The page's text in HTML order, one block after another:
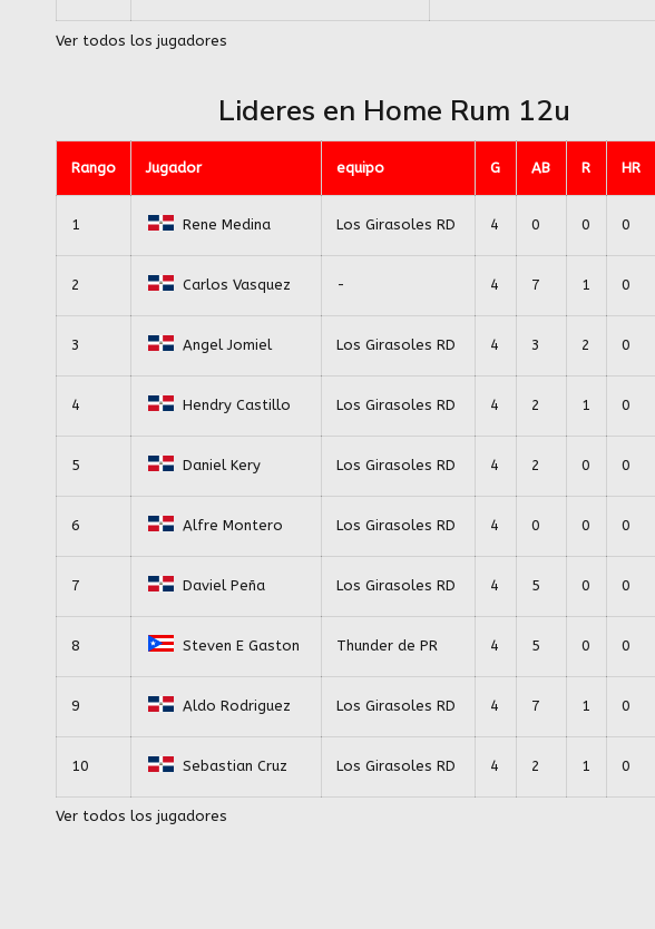
Ver todos los jugadores
Lideres en Home Rum 12u
Rango Jugador equipo G AB R HR
1 Rene Medina Los Girasoles RD 4 0 0 0
2 Carlos Vasquez - 4 7 1 0
3 Angel Jomiel Los Girasoles RD 4 3 2 0
4 Hendry Castillo Los Girasoles RD 4 2 1 0
5 Daniel Kery Los Girasoles RD 4 2 0 0
6 Alfre Montero Los Girasoles RD 4 0 0 0
7 Daviel Peña Los Girasoles RD 4 5 0 0
8 Steven E Gaston Thunder de PR 4 5 0 0
9 Aldo Rodriguez Los Girasoles RD 4 7 1 0
10 Sebastian Cruz Los Girasoles RD 4 2 1 0
Ver todos los jugadores